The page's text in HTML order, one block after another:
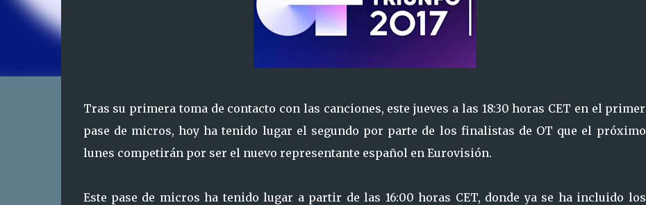
Tras su primera toma de contacto con las canciones, este jueves a las 18:30 horas CET en el primer
pase de micros, hoy ha tenido lugar el segundo por parte de los finalistas de OT que el próximo
lunes competirán por ser el nuevo representante español en Eurovisión.
Este pase de micros ha tenido lugar a partir de las 16:00 horas CET, donde ya se ha incluido los